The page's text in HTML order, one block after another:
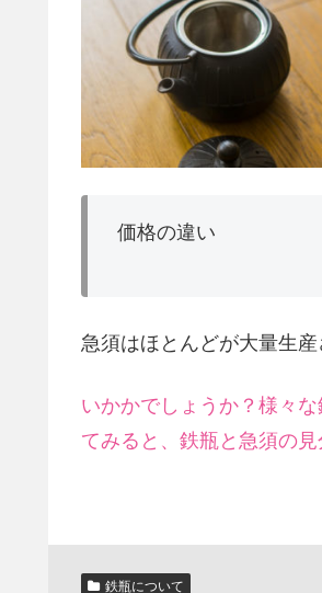
価格の違い
急須はほとんどが大量生
いかかでしょうか？様々
てみると、鉄瓶と急須の見
鉄瓶について